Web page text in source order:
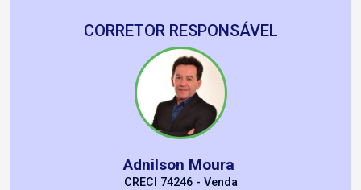
CORRETOR RESPONSÁVEL
Adnilson Moura
CRECI 74246 - Venda